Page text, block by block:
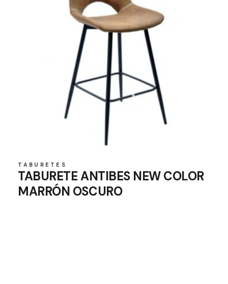
TABURETES
TABURETE ANTIBES NEW COLOR
MARRÓN OSCURO